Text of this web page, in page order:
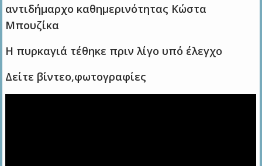
αντιδήμαρχο καθημερινότητας Κώστα
Μπουζίκα
Η πυρκαγιά τέθηκε πριν λίγο υπό έλεγχο
Δείτε βίντεο,φωτογραφίες